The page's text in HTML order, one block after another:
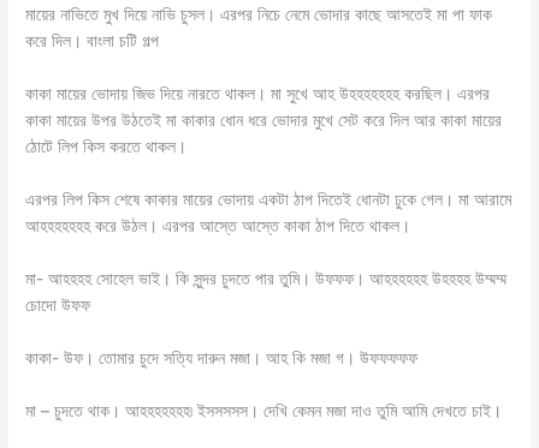
মায়ের নাভিতে মুখ দিয়ে নাভি চুসল। এরপর নিচে নেমে ভোদার কাছে আসতেই মা পা ফাক
করে দিল। বাংলা চটি গল্প
কাকা মায়ের ভোদায় জিভ দিয়ে নারতে থাকল। মা সুখে আহ উহহহহহহহ করছিল। এরপর
কাকা মায়ের উপর উঠতেই মা কাকার ধোন ধরে ভোদার মুখে সেট করে দিল আর কাকা মায়ের
ঠোটে লিপ কিস করতে থাকল।
এরপর লিপ কিস শেষে কাকার মায়ের ভোদায় একটা ঠাপ দিতেই ধোনটা ঢুকে গেল। মা আরামে
আহহহহহহহ করে উঠল। এরপর আস্তে আস্তে কাকা ঠাপ দিতে থাকল।
মা- আহহহহ সোহেল ভাই। কি সুন্দর চুদতে পার তুমি। উফফফ। আহহহহহহ উহহহহ উম্মম্ম
চোদো উফফ
কাকা- উফ। তোমার চুদে সত্যি দারুন মজা। আহ কি মজা গ। উফফফফফ
মা – চুদতে থাক। আহহহহহহহ৷ ইসসসসস। দেখি কেমন মজা দাও তুমি আমি দেখতে চাই।